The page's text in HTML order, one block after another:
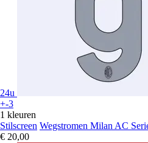
24u
+-3
1 kleuren
Stilscreen Wegstromen Milan AC
€ 20,00